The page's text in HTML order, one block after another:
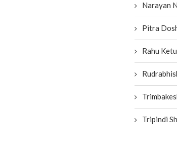
Narayan
Pitra
Rahu
Tripindi